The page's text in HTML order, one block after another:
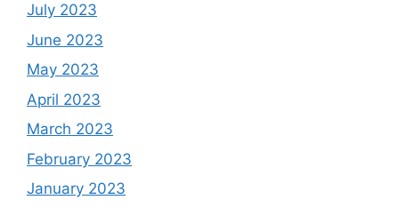
July 2023
June 2023
May 2023
April 2023
March 2023
February 2023
January 2023